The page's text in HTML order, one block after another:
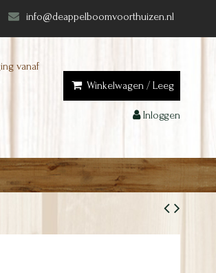
info@deappelboomvoorthuizen.nl
vanaf
Winkelwagen / Leeg
Inloggen